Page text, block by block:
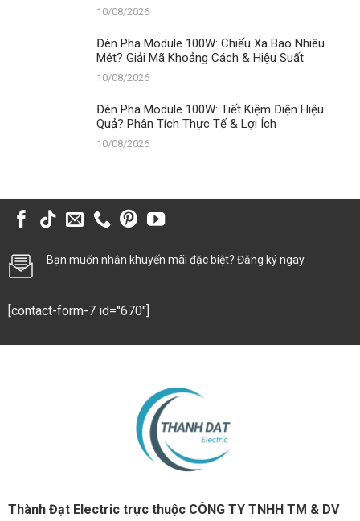
10/08/2026
Đèn Pha Module 100W: Chiếu Xa Bao Nhiêu
Mét? Giải Mã Khoảng Cách & Hiệu Suất
10/08/2026
Đèn Pha Module 100W: Tiết Kiệm Điện Hiệu
Quả? Phân Tích Thực Tế & Lợi Ích
10/08/2026
Bạn muốn nhận khuyến mãi đặc biệt? Đăng ký ngay.
[contact-form-7 id="670"]
Thành Đạt Electric trực thuộc CÔNG TY TNHH TM & DV